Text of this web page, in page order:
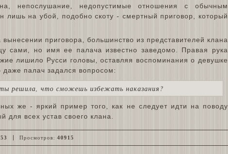
непослушание, недопустимые отношения с обычным
лишь на убой, подобно скоту - смертный приговор, который
приговора, большинство из представителей клана
сами, но имя ее палача известно заведомо. Правая рука
лишило Русси головы, оставляя воспоминания о девушке
даже палач задался вопросом:
решила, что сможешь избежать наказания?
же - яркий пример того, как не следует идти на поводу
всех устав своего клана.
Просмотров: 40915